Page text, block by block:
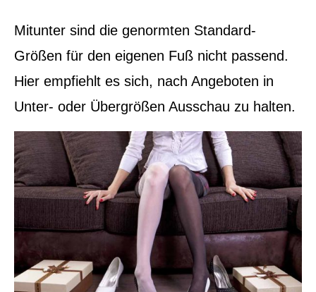
Mitunter sind die genormten Standard-
Größen für den eigenen Fuß nicht passend.
Hier empfiehlt es sich, nach Angeboten in
Unter- oder Übergrößen Ausschau zu halten.